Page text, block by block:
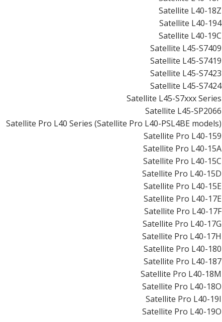
Satellite L40-18Z
Satellite L40-194
Satellite L40-19C
Satellite L45-S7409
Satellite L45-S7419
Satellite L45-S7423
Satellite L45-S7424
Satellite L45-S7xxx Series
Satellite L45-SP2066
Satellite Pro L40 Series (Satellite Pro L40-PSL4BE models)
Satellite Pro L40-159
Satellite Pro L40-15A
Satellite Pro L40-15C
Satellite Pro L40-15D
Satellite Pro L40-15E
Satellite Pro L40-17E
Satellite Pro L40-17F
Satellite Pro L40-17G
Satellite Pro L40-17H
Satellite Pro L40-180
Satellite Pro L40-187
Satellite Pro L40-18M
Satellite Pro L40-18O
Satellite Pro L40-19I
Satellite Pro L40-19O